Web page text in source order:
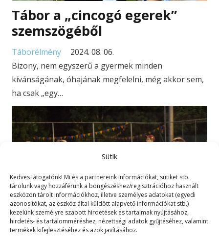
Sütik
Kedves látogatónk! Mi és a partnereink információkat, sütiket stb.
tárolunk vagy hozzáférünk a böngészéshez/regisztrációhoz használt
eszközön tárolt információkhoz, illetve személyes adatokat (egyedi
azonosítókat, az eszköz által küldött alapvető információkat stb.)
kezelünk személyre szabott hirdetések és tartalmak nyújtásához,
hirdetés- és tartalomméréshez, nézettségi adatok gyűjtéséhez, valamint
termékek kifejlesztéséhez és azok javításához.
Tábor a „cincogó egerek”
szemszögéből
Táborélmény
2024. 08. 06.
Bizony, nem egyszerű a gyermek minden
kívánságának, óhajának megfelelni, még akkor sem,
ha csak „egy…